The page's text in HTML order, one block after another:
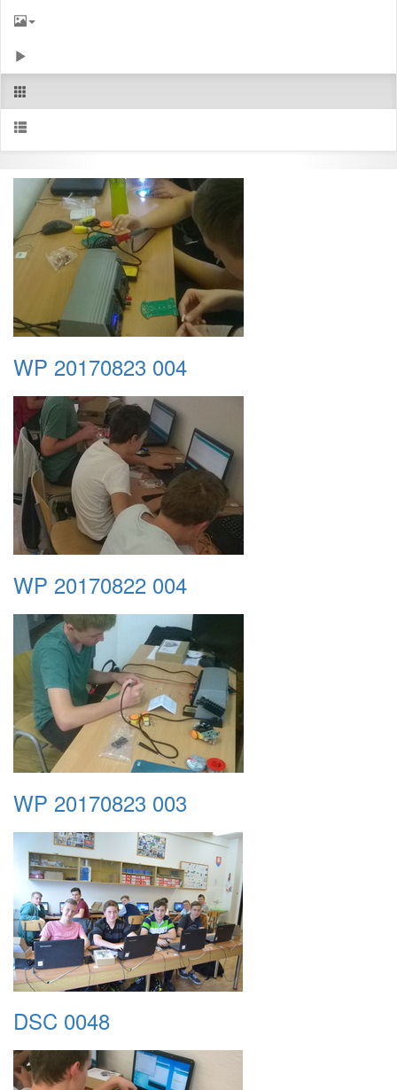
WP 20170823 004
WP 20170822 004
WP 20170823 003
DSC 0048